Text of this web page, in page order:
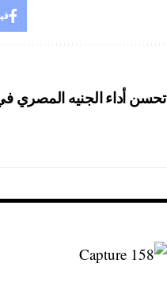
تحسن أداء الجنيه المصري في